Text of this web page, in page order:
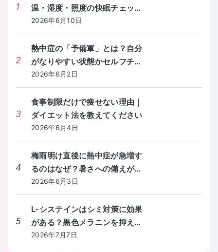
1
温・湿度・照度の快眠チェック
リストを教えてください。
2026年6月10日
2
熱中症の「予備軍」とは？自分
がなりやすい状態かセルフチェ
ックする方法を教えてくださ
い。
2026年6月2日
3
食事制限だけで痩せない理由｜
ダイエット法を教えてください
2026年6月4日
4
梅雨明け直後に熱中症が急増す
るのはなぜ？暑さへの備えが間
に合わないときの対処法を教え
てください。
2026年6月3日
5
L-システインはシミ対策に効果
がある？黒色メラニンを抑える
しくみと食事からの摂り方を教
2026年7月7日